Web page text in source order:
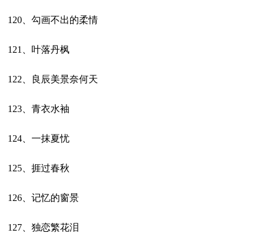
120、勾画不出的柔情
121、叶落丹枫
122、良辰美景奈何天
123、青衣水袖
124、一抹夏忧
125、捱过春秋
126、记忆的窗景
127、独恋繁花泪